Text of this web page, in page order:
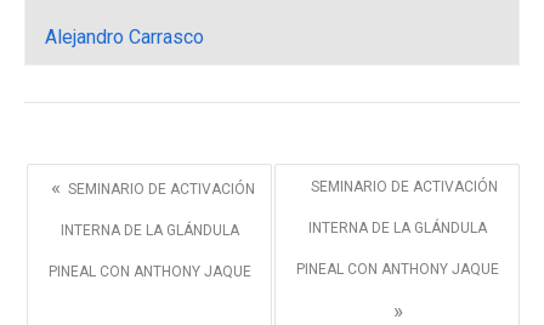
Alejandro Carrasco
« SEMINARIO DE ACTIVACIÓN
INTERNA DE LA GLÁNDULA
PINEAL CON ANTHONY JAQUE
SEMINARIO DE ACTIVACIÓN
INTERNA DE LA GLÁNDULA
PINEAL CON ANTHONY JAQUE
»